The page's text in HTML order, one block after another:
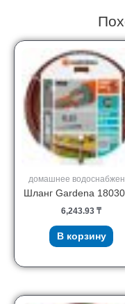
домашнее
Шланг Gardena
6,243.93 ₸
В корзину